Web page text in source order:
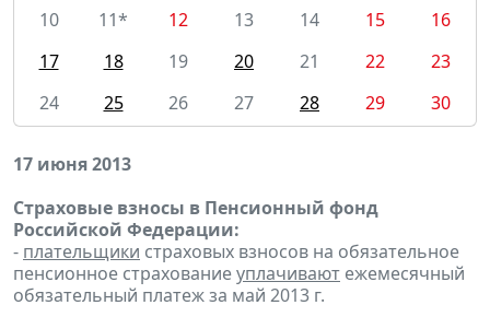
10
11* 12 13 14 15
16
17
18 19 20 21 22
23
24
25 26 27 28 29 30
17 июня 2013
Страховые взносы в Пенсионный фонд
Российской Федерации:
- плательщики страховых взносов на обязательное
пенсионное страхованиеуплачивают ежемесячный
обязательный платеж за май 2013 г.